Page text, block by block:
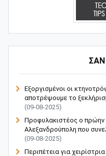
Εξοργισμένοι οι
αποτρέψουμε το
(09-08-2025)
Προφυλακιστέος ο πρώην
Αλεξανδρούπολη που
(09-08-2025)
Περιπέτεια για